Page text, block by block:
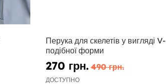
Перука для скелетів у вигляді V-
подібної форми
270 грн. 490 грн.
ДОСТУПНО